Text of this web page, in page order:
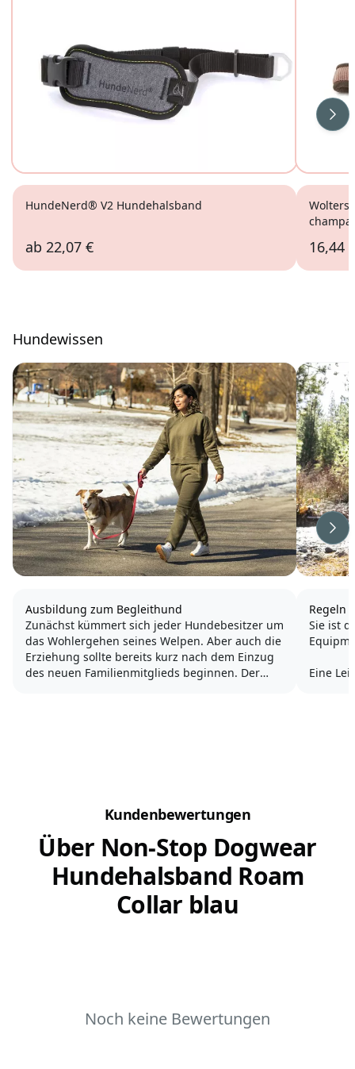
HundeNerd® V2 Hundehalsband
ab 22,07 €
Wolters
16,44
Hundewissen
Ausbildung zum Begleithund
Zunächst kümmert sich jeder Hundebesitzer um
das Wohlergehen seines Welpen. Aber auch die
Erziehung sollte bereits kurz nach dem Einzug
des neuen Familienmitglieds beginnen. Der
Regeln
Sie ist
Eine
Kundenbewertungen
Über Non-Stop Dogwear
Hundehalsband Roam
Collar blau
Noch keine Bewertungen